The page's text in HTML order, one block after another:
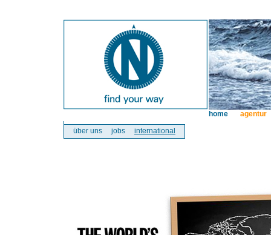
über uns jobs international
home agentur